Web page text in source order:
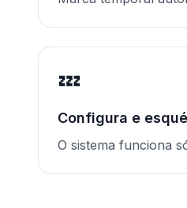
💤
Configura e
O sistema funciona